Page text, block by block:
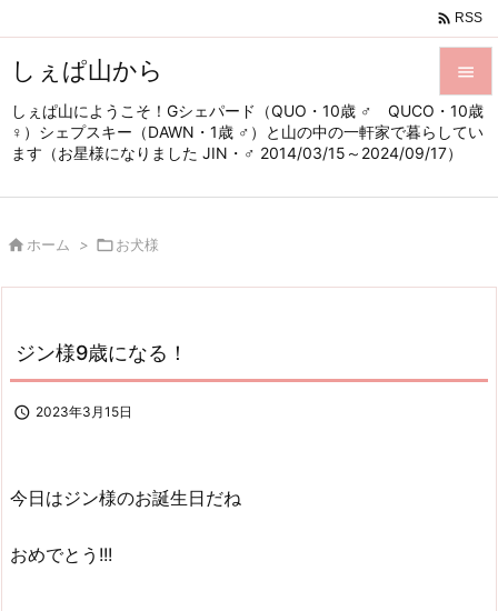
しぇぱ山から
しぇぱ山にようこそ！Gシェパード（QUO・10歳 ♂ QUCO・10歳
♀）シェプスキー（DAWN・1歳 ♂）と山の中の一軒家で暮らしてい
ます（お星様になりました JIN・♂ 2014/03/15～2024/09/17）


メニュ
サイド

 RSS
 ホーム > お犬様
ジン様9歳になる！
 2023年3月15日
今日はジン様のお誕生日だね
おめでとう!!!